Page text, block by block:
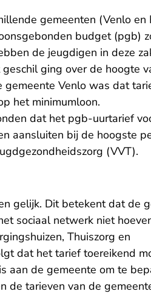
gemeenten (Venlo en
budget (pgb)
de jeugdigen in deze
ging over de hoogte
Venlo was dat
het minimumloon.
dat het pgb-uurtarief
aansluiten bij de hoogste
(VVT).
gelijk. Dit betekent dat de
sociaal netwerk niet
Thuiszorg en
dat het tarief toereikend
aan de gemeente om te
de tarieven van de